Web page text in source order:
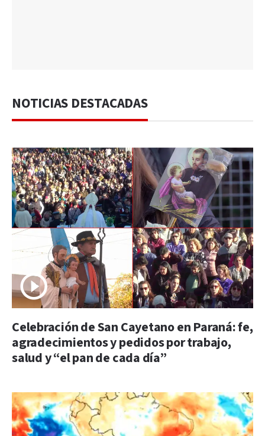
NOTICIAS DESTACADAS
Celebración de San Cayetano en Paraná: fe,
agradecimientos y pedidos por trabajo,
salud y “el pan de cada día”